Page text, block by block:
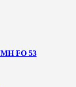
FO 53